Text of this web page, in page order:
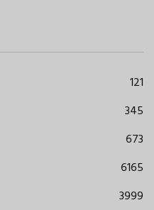
121
345
673
6165
3999